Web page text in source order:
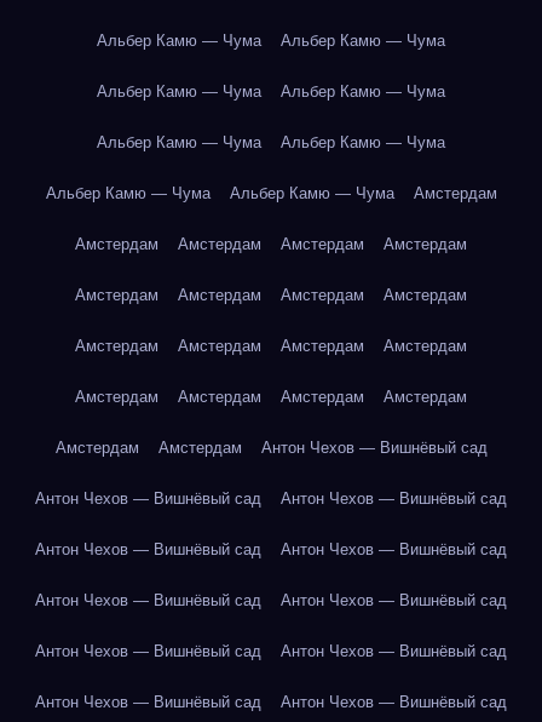
Альбер Камю — Чума Альбер Камю — Чума
Альбер Камю — Чума Альбер Камю — Чума
Альбер Камю — Чума Альбер Камю — Чума
Альбер Камю — Чума Альбер Камю — Чума Амстердам
Амстердам Амстердам Амстердам Амстердам
Амстердам Амстердам Амстердам Амстердам
Амстердам Амстердам Амстердам Амстердам
Амстердам Амстердам Амстердам Амстердам
Амстердам Амстердам Антон Чехов — Вишнёвый сад
Антон Чехов — Вишнёвый сад Антон Чехов — Вишнёвый сад
Антон Чехов — Вишнёвый сад Антон Чехов — Вишнёвый сад
Антон Чехов — Вишнёвый сад Антон Чехов — Вишнёвый сад
Антон Чехов — Вишнёвый сад Антон Чехов — Вишнёвый сад
Антон Чехов — Вишнёвый сад Антон Чехов — Вишнёвый сад